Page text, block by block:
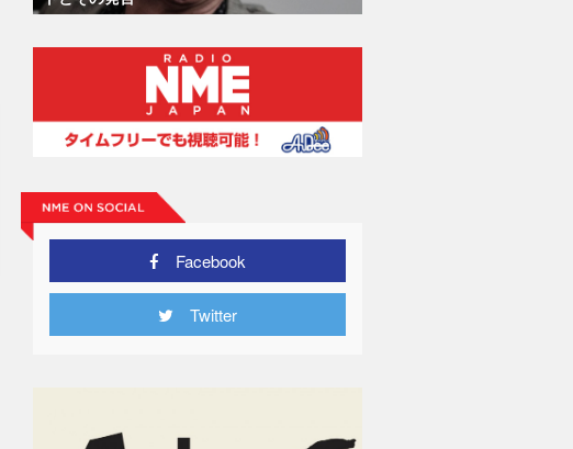
Facebook
Twitter